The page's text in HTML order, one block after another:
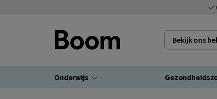
Bekijk ons
Onderwijs